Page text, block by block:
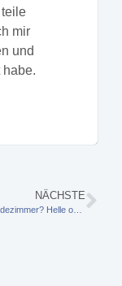
mir
und
NÄCHSTE
Fliesen fürs Badezimmer? Helle oder dunkle Fliesen & Mosaik im Bad?